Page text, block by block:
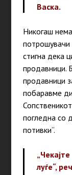
Васка.
Никогаш
потрошувачи
стигна дека
продавници.
продавници
побаравме
погледна со
потивки“.
луѓе“,